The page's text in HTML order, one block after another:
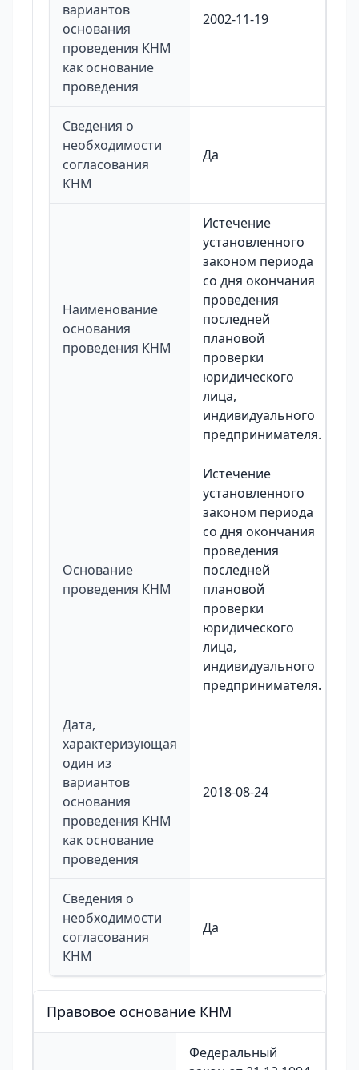
вариантов
основания
проведения КНМ
как основание
проведения
2002-11-19
Сведения о
необходимости
согласования
КНМ
Да
Наименование
основания
проведения КНМ
Истечение
установленного
законом периода
со дня окончания
проведения
последней
плановой
проверки
юридического
лица,
индивидуального
предпринимателя.
Основание
проведения КНМ
Истечение
установленного
законом периода
со дня окончания
проведения
последней
плановой
проверки
юридического
лица,
индивидуального
предпринимателя.
Дата,
характеризующая
один из
вариантов
основания
проведения КНМ
как основание
проведения
2018-08-24
Сведения о
необходимости
согласования
КНМ
Да
Правовое основание КНМ
Федеральный